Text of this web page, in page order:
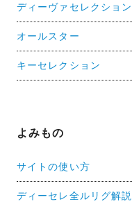
ディーヴァセレクション
オールスター
キーセレクション
よみもの
サイトの使い方
ディーセレ全ルリグ解説